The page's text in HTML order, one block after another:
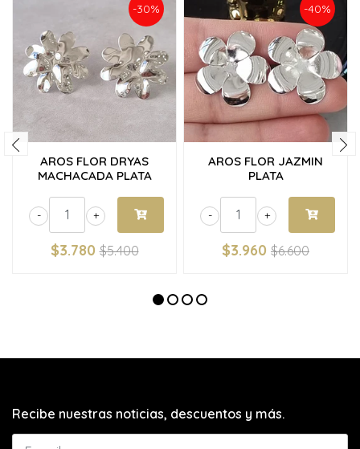
-30%
AROS FLOR DRYAS
MACHACADA PLATA
+
-
$3.780 $5.400
-40%
AROS FLOR JAZMIN
PLATA
+
-
$3.960 $6.600
Recibe nuestras noticias, descuentos y más.